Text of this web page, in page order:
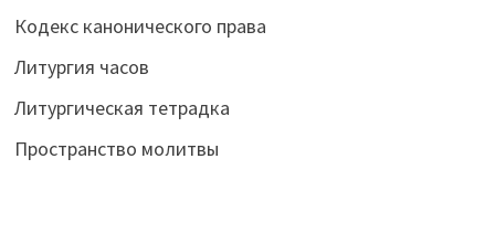
Кодекс канонического права
Литургия часов
Литургическая тетрадка
Пространство молитвы